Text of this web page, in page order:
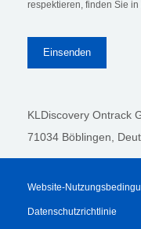
respektieren, finden Sie in
KLDiscovery Ontrack
71034 Böblingen ,
Website-
Datenschutzrichtlinie